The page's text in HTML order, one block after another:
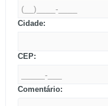
Cidade:
CEP:
Comentário: